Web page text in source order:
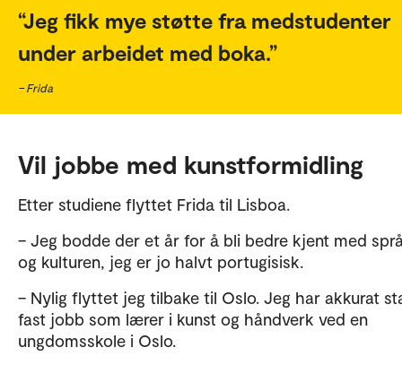
Jeg fikk mye støtte fra medstudenter
under arbeidet med boka.
– Frida
Vil jobbe med kunstformidling
Etter studiene flyttet Frida til Lisboa.
– Jeg bodde der et år for å bli bedre kjent med
og kulturen, jeg er jo halvt portugisisk.
– Nylig flyttet jeg tilbake til Oslo. Jeg har akkurat
fast jobb som lærer i kunst og håndverk ved en
ungdomsskole i Oslo.